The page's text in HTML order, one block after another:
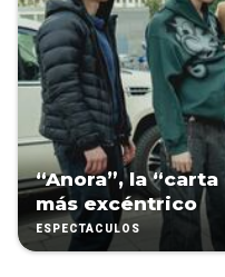
“Anora”, la
más excéntrico
ESPECTÁCULOS